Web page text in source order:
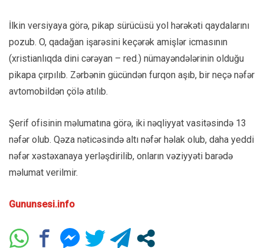
İlkin versiyaya görə, pikap sürücüsü yol hərəkəti qaydalarını
pozub. O, qadağan işarəsini keçərək amişlər icmasının
(xristianlıqda dini cərəyan – red.) nümayəndələrinin olduğu
pikapa çırpılıb. Zərbənin gücündən furqon aşıb, bir neçə nəfər
avtomobildən çölə atılıb.
Şerif ofisinin məlumatına görə, iki nəqliyyat vasitəsində 13
nəfər olub. Qəza nəticəsində altı nəfər həlak olub, daha yeddi
nəfər xəstəxanaya yerləşdirilib, onların vəziyyəti barədə
məlumat verilmir.
Gununsesi.info